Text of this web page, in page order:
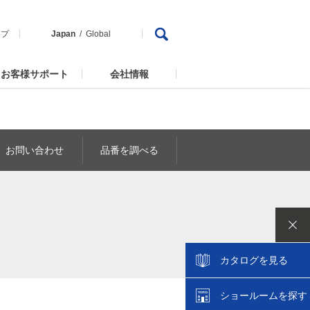
Japan Global
お客様サポート 会社情報
お問い合わせ 品番を調べる
カタログを見る
ショールームを探す